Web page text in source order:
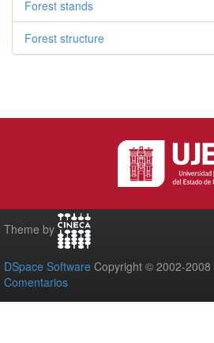
Forest stands
Forest structure
Theme by
DSpace Software Copyright © 2002-2008
Comentarios